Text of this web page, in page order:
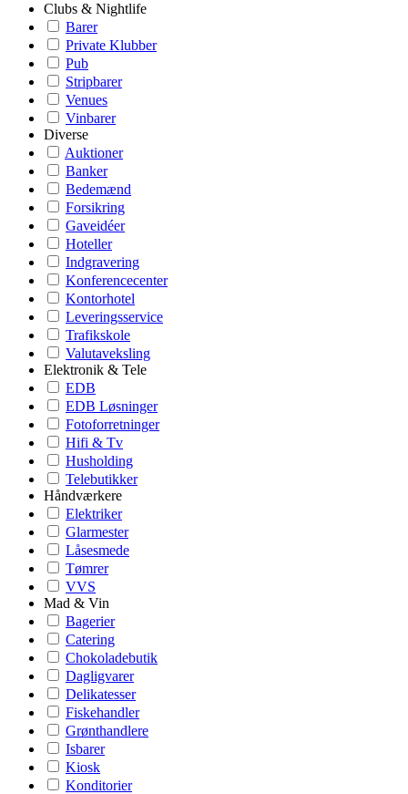
Clubs & Nightlife
Barer
Private Klubber
Pub
Stripbarer
Venues
Vinbarer
Diverse
Auktioner
Banker
Bedemænd
Forsikring
Gaveidéer
Hoteller
Indgravering
Konferencecenter
Kontorhotel
Leveringsservice
Trafikskole
Valutaveksling
Elektronik & Tele
EDB
EDB Løsninger
Fotoforretninger
Hifi & Tv
Husholding
Telebutikker
Håndværkere
Elektriker
Glarmester
Låsesmede
Tømrer
VVS
Mad & Vin
Bagerier
Catering
Chokoladebutik
Dagligvarer
Delikatesser
Fiskehandler
Grønthandlere
Isbarer
Kiosk
Konditorier